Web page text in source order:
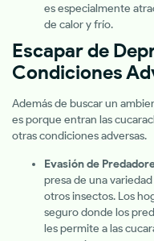
es especialmente
de calor y frío.
Escapar de
Condiciones
Además de buscar un
es porque entran las
otras condiciones adversas.
Evasión de
presa de una
otros insectos. Los
seguro donde los
les permite a las